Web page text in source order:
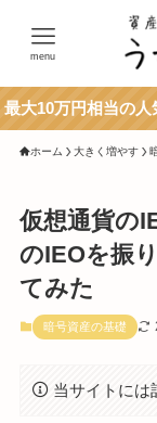
menu
最大10万円相当の
ホーム 大きく増やす
仮想通貨の
のIEOを振
てみた
暗号資産の基礎
当サイトには